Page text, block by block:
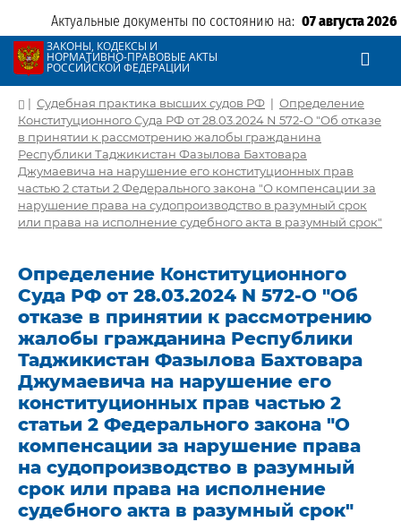
Актуальные документы по состоянию на: 07 августа 2026
ЗАКОНЫ, КОДЕКСЫ И
НОРМАТИВНО-ПРАВОВЫЕ АКТЫ
РОССИЙСКОЙ ФЕДЕРАЦИИ
| Судебная практика высших судов РФ | Определение
Конституционного Суда РФ от 28.03.2024 N 572-О "Об отказе
в принятии к рассмотрению жалобы гражданина
Республики Таджикистан Фазылова Бахтовара
Джумаевича на нарушение его конституционных прав
частью 2 статьи 2 Федерального закона "О компенсации за
нарушение права на судопроизводство в разумный срок
или права на исполнение судебного акта в разумный срок"
Определение Конституционного
Суда РФ от 28.03.2024 N 572-О "Об
отказе в принятии к рассмотрению
жалобы гражданина Республики
Таджикистан Фазылова Бахтовара
Джумаевича на нарушение его
конституционных прав частью 2
статьи 2 Федерального закона "О
компенсации за нарушение права
на судопроизводство в разумный
срок или права на исполнение
судебного акта в разумный срок"